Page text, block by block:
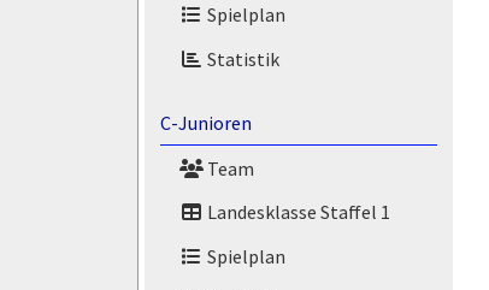
Spielplan
Statistik
C-Junioren
Team
Landesklasse Staffel 1
Spielplan